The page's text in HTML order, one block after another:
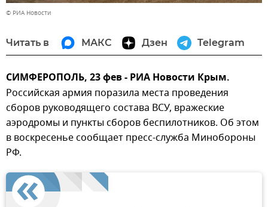
© РИА Новости
Читать в МАКС Дзен Telegram
СИМФЕРОПОЛЬ, 23 фев - РИА Новости Крым.
Российская армия поразила места проведения
сборов руководящего состава ВСУ, вражеские
аэродромы и пункты сборов беспилотников. Об этом
в воскресенье сообщает пресс-служба Минобороны
РФ.